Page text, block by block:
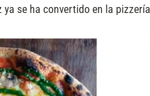
se ha convertido en la pizzería